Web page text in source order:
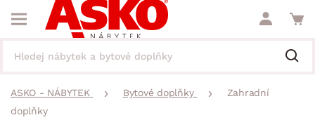
ASKO - NÁBYTEK Bytové doplňky
Zahradní
doplňky